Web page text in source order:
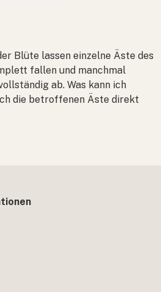
Blüte lassen einzelne Äste des
fallen und manchmal
ab. Was kann ich
die betroffenen Äste direkt